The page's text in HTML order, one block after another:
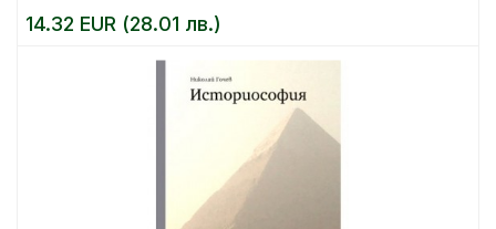
14.32 EUR (28.01 лв.)